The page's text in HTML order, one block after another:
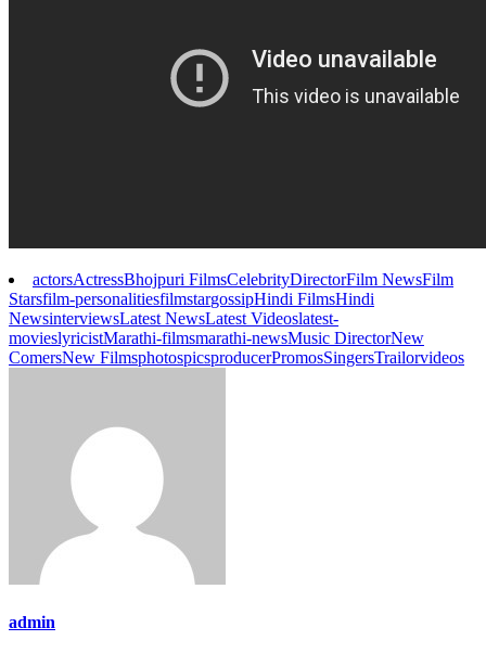
actorsActressBhojpuri FilmsCelebrityDirectorFilm NewsFilm
Starsfilm-personalitiesfilmstargossipHindi FilmsHindi
NewsinterviewsLatest NewsLatest Videoslatest-
movieslyricistMarathi-filmsmarathi-newsMusic DirectorNew
ComersNew FilmsphotospicsproducerPromosSingersTrailorvideos
admin